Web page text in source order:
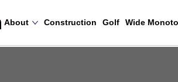
About Construction Golf Wide